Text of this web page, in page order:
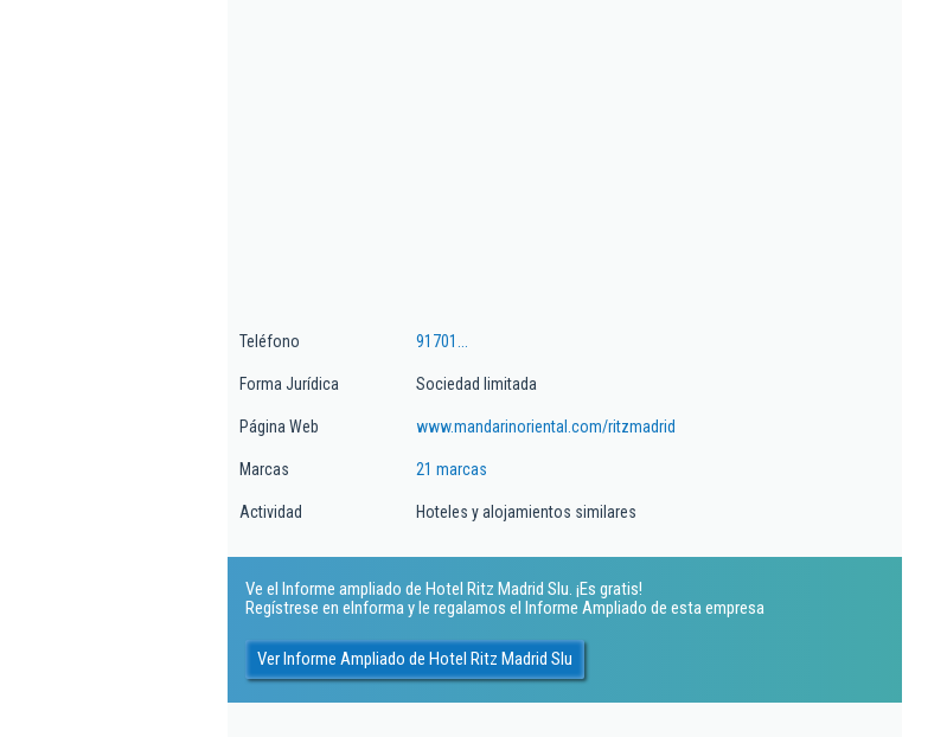
Teléfono 91701...
Forma Jurídica Sociedad limitada
Página Web www.mandarinoriental.com/ritzmadrid
Marcas 21 marcas
Actividad Hoteles y alojamientos similares
Ve el Informe ampliado de Hotel Ritz Madrid Slu. ¡Es gratis!
Regístrese en eInforma y le regalamos el Informe Ampliado de esta empresa
Ver Informe Ampliado de Hotel Ritz Madrid Slu